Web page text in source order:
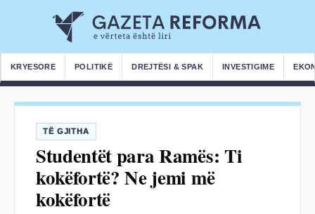
KRYESORE POLITIKË DREJTËSI & SPAK INVESTIGIME
TË GJITHA
Studentët para Ramës: Ti
kokëfortë? Ne jemi më
kokëfortë